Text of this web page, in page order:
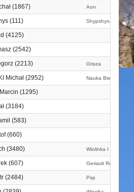
(1867) Aon
(111) Shypshyna Run
(4125)
(2542)
(2213) Grisza
Michał (2952) Nauka Biega
(1295)
(3184)
(583)
(660)
(3480) Wiolinka I Bemol
(607) Geriavit Running
(2484) Psp